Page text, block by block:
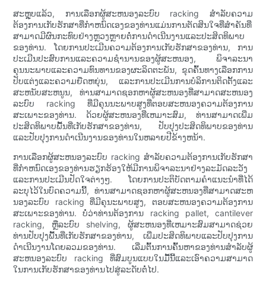
ສະຫຼຸບແລ້ວ, ການເລືອກຜູ້ສະຫນອງລະບົບ racking ສໍາລັບຄວາມ
ຕ້ອງການເກັບຮັກສາທີ່ກໍາຫນົດເອງຂອງທ່ານແມ່ນການຕັດສິນໃຈທີ່ສໍາຄັນທີ່
ສາມາດມີຜົນກະທົບຢ່າງຫຼວງຫຼາຍຕໍ່ການດໍາເນີນງານແລະປະສິດທິພາບ
ຂອງທ່ານ. ໂດຍການປະເມີນຄວາມຕ້ອງການເກັບຮັກສາຂອງທ່ານ, ການ
ປະເມີນປະສົບການແລະຄວາມຊໍານານຂອງຜູ້ສະຫນອງ, ພິຈາລະນາ
ຄຸນນະພາບແລະຄວາມທົນທານຂອງຜະລິດຕະພັນ, ຂຸດຄົ້ນທາງເລືອກການ
ປັບແຕ່ງແລະຄວາມຍືດຫຍຸ່ນ, ແລະການປະເມີນການບໍລິການຕິດຕັ້ງແລະ
ສະຫນັບສະຫນູນ, ທ່ານສາມາດຊອກຫາຜູ້ສະຫນອງທີ່ສາມາດສະຫນອງ
ລະບົບ racking ທີ່ມີຄຸນນະພາບສູງທີ່ຕອບສະຫນອງຄວາມຕ້ອງການ
ສະເພາະຂອງທ່ານ. ດ້ວຍຜູ້ສະຫນອງທີ່ເຫມາະສົມ, ທ່ານສາມາດເພີ່ມ
ປະສິດທິພາບພື້ນທີ່ເກັບຮັກສາຂອງທ່ານ, ປັບປຸງປະສິດທິພາບຂອງທ່ານ
ແລະປັບປຸງການດໍາເນີນງານຂອງທ່ານໃນຫລາຍປີຂ້າງຫນ້າ.
ການເລືອກຜູ້ສະຫນອງລະບົບ racking ສໍາລັບຄວາມຕ້ອງການເກັບຮັກສາ
ທີ່ກໍາຫນົດເອງຂອງທ່ານຮຽກຮ້ອງໃຫ້ມີການພິຈາລະນາຢ່າງລະມັດລະວັງ
ແລະການປະເມີນປັດໃຈຕ່າງໆ. ໂດຍການປະຕິບັດຕາມຄໍາແນະນໍາທີ່ໄດ້
ລະບຸໄວ້ໃນບົດຄວາມນີ້, ທ່ານສາມາດຊອກຫາຜູ້ສະຫນອງທີ່ສາມາດສະຫ
ນອງລະບົບ racking ທີ່ມີຄຸນະພາບສູງ, ຕອບສະຫນອງຄວາມຕ້ອງການ
ສະເພາະຂອງທ່ານ. ບໍ່ວ່າທ່ານຕ້ອງການ racking pallet, cantilever
racking, ຫຼືລະບົບ shelving, ຜູ້ສະຫນອງທີ່ເຫມາະສົມສາມາດຊ່ວຍ
ທ່ານປັບປຸງພື້ນທີ່ເກັບຮັກສາຂອງທ່ານ, ເພີ່ມປະສິດທິພາບແລະປັບປຸງການ
ດໍາເນີນງານໂດຍລວມຂອງທ່ານ. ເລີ່ມຕົ້ນການຄົ້ນຫາຂອງທ່ານສໍາລັບຜູ້
ສະຫນອງລະບົບ racking ທີ່ສົມບູນແບບໃນມື້ນີ້ແລະເອົາຄວາມສາມາດ
ໃນການເກັບຮັກສາຂອງທ່ານໄປສູ່ລະດັບຕໍ່ໄປ.